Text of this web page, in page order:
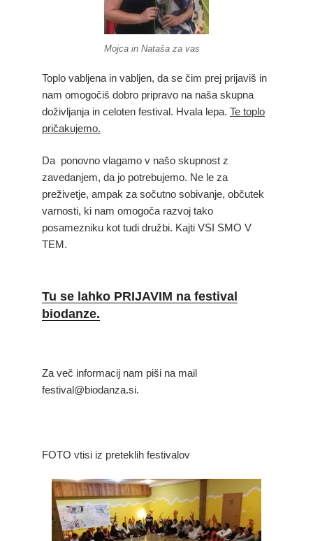
Mojca in Nataša za vas
Toplo vabljena in vabljen, da se čim prej prijaviš in
nam omogočiš dobro pripravo na naša skupna
doživljanja in celoten festival. Hvala lepa. Te toplo
pričakujemo.
Da ponovno vlagamo v našo skupnost z
zavedanjem, da jo potrebujemo. Ne le za
preživetje, ampak za sočutno sobivanje, občutek
varnosti, ki nam omogoča razvoj tako
posamezniku kot tudi družbi. Kajti VSI SMO V
TEM.
Tu se lahko PRIJAVIM na festival
biodanze.
Za več informacij nam piši na mail
festival@biodanza.si.
FOTO vtisi iz preteklih festivalov